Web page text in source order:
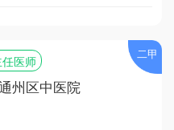
任医师
州区中医院
二甲